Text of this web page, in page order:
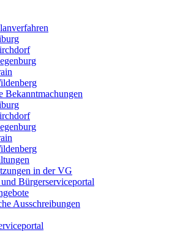
Bekanntmachungen
in der VG
Bürgerserviceportal
Ausschreibungen